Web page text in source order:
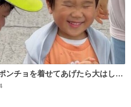
ンチョを着せてあげたら大はしゃ
こんな素敵な代物を提供してくれ